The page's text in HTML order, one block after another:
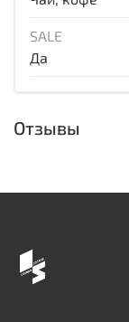
SALE
Да
Отзывы